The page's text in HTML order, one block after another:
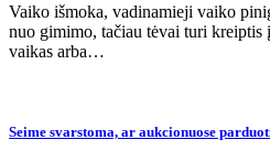
Vaiko išmoka, vadinamieji vaiko
nuo gimimo, tačiau tėvai turi kreiptis
vaikas arba…
Seime svarstoma, ar aukcionuose